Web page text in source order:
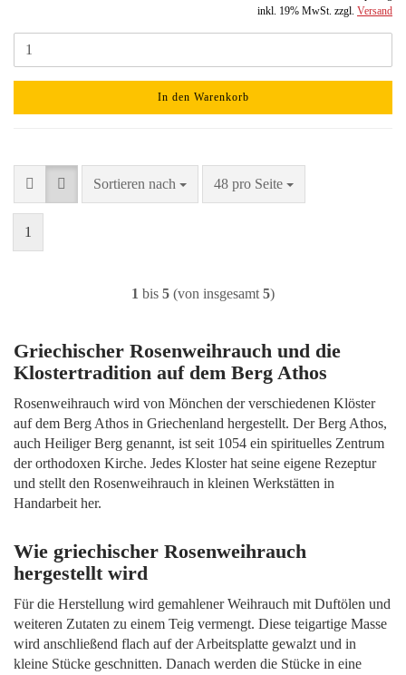
inkl. 19% MwSt. zzgl. Versand
In den Warenkorb
Sortieren nach
Sortieren nach 48 pro Seite
pro Seite
1
1 bis 5 (von insgesamt 5)
Griechischer Rosenweihrauch und die
Klostertradition auf dem Berg Athos
Rosenweihrauch wird von Mönchen der verschiedenen Klöster
auf dem Berg Athos in Griechenland hergestellt. Der Berg Athos,
auch Heiliger Berg genannt, ist seit 1054 ein spirituelles Zentrum
der orthodoxen Kirche. Jedes Kloster hat seine eigene Rezeptur
und stellt den Rosenweihrauch in kleinen Werkstätten in
Handarbeit her.
Wie griechischer Rosenweihrauch
hergestellt wird
Für die Herstellung wird gemahlener Weihrauch mit Duftölen und
weiteren Zutaten zu einem Teig vermengt. Diese teigartige Masse
wird anschließend flach auf der Arbeitsplatte gewalzt und in
kleine Stücke geschnitten. Danach werden die Stücke in eine